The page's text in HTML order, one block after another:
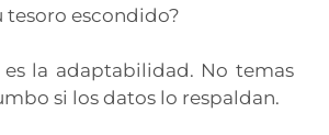
tesoro escondido?
es la adaptabilidad. No temas
si los datos lo respaldan.